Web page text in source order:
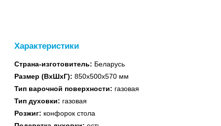
поверхности
Характеристики
Страна-изготовитель: Беларусь
Размер (ВхШхГ): 850х500х570 мм
Тип варочной поверхности: газовая
Тип духовки: газовая
Розжиг: конфорок стола